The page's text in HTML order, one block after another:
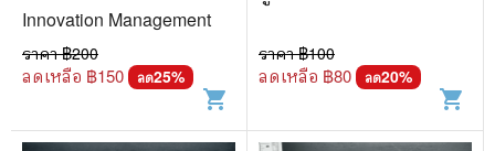
Innovation Management
ราคา ฿200
ลดเหลือ ฿150 ลด25%
shopping_cart
ราคา ฿100
ลดเหลือ ฿80 ลด20%
shopping_cart